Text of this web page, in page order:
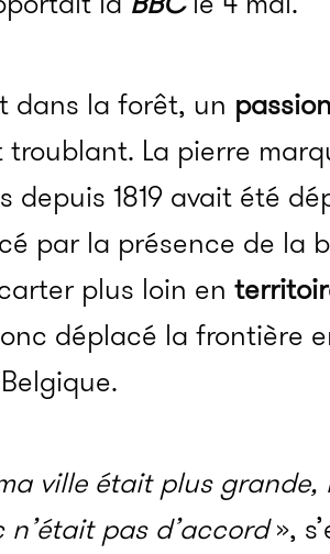
dans la forêt, un
La pierre
depuis 1819 avait été
par la présence de la
plus loin en
déplacé la frontière
ville était plus
n’était pas d’accord»,